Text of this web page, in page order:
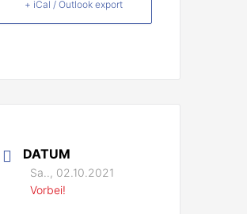
+ iCal / Outlook export
DATUM
Sa.., 02.10.2021
Vorbei!